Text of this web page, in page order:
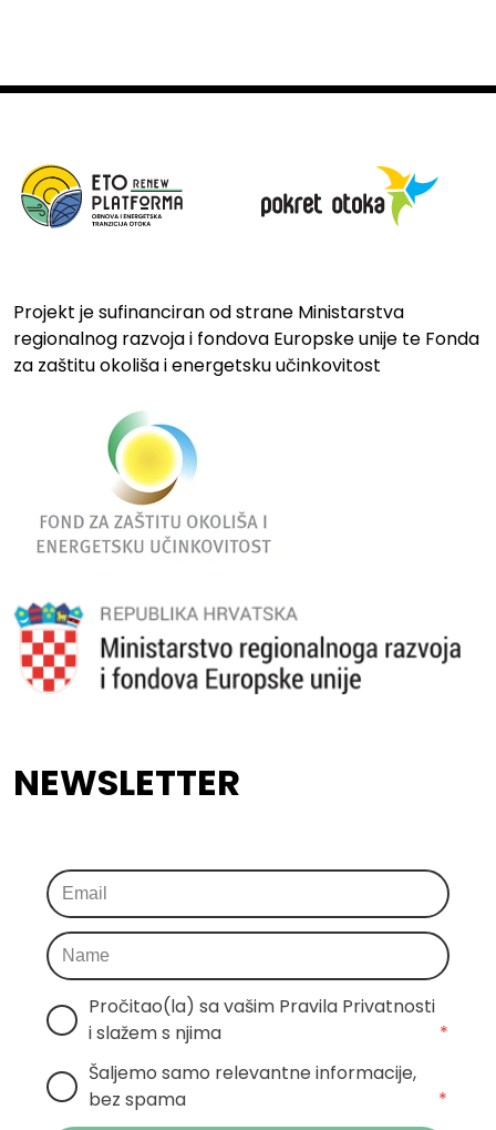
Projekt je sufinanciran od strane Ministarstva
regionalnog razvoja i fondova Europske unije te Fonda
za zaštitu okoliša i energetsku učinkovitost
NEWSLETTER
Pročitao(la) sa vašim Pravila Privatnosti
i slažem s njima
*
Šaljemo samo relevantne informacije,
bez spama
*